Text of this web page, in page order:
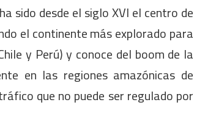
sido desde el siglo XVI el centro de
el continente más explorado para
y Perú) y conoce del boom de la
en las regiones amazónicas de
que no puede ser regulado por